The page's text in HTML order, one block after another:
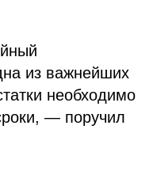
из важнейших
необходимо
— поручил